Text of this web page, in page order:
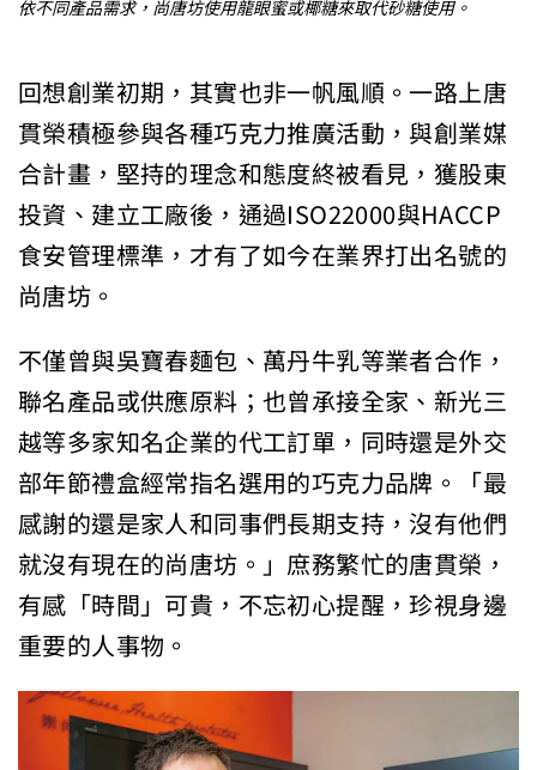
回想創業初期，其實也非一帆風順。一路上唐
貫榮積極參與各種巧克力推廣活動，與創業媒
合計畫，堅持的理念和態度終被看見，獲股東
投資、建立工廠後，通過ISO22000與HACCP
食安管理標準，才有了如今在業界打出名號的
尚唐坊。
不僅曾與吳寶春麵包、萬丹牛乳等業者合作，
聯名產品或供應原料；也曾承接全家、新光三
越等多家知名企業的代工訂單，同時還是外交
部年節禮盒經常指名選用的巧克力品牌。「最
感謝的還是家人和同事們長期支持，沒有他們
就沒有現在的尚唐坊。」庶務繁忙的唐貫榮，
有感「時間」可貴，不忘初心提醒，珍視身邊
重要的人事物。